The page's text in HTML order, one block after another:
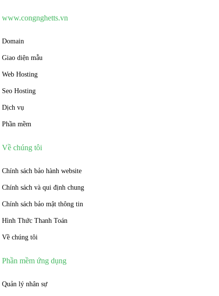
www.congnghetts.vn
Domain
Giao diện mẫu
Web Hosting
Seo Hosting
Dịch vụ
Phần mềm
Về chúng tôi
Chính sách bảo hành website
Chính sách và qui định chung
Chính sách bảo mật thông tin
Hình Thức Thanh Toán
Về chúng tôi
Phần mềm ứng dụng
Quản lý nhân sự